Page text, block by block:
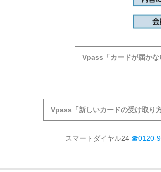
Vpass「カードが届かな
Vpass「新しいカードの受け取り
スマートダイヤル24 ☎0120-